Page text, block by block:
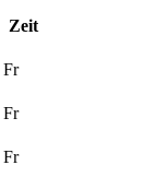
Zeit
Fr
Fr
Fr